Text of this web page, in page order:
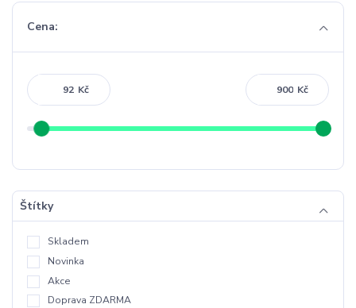
Cena:
Kč Kč
Štítky
Skladem
Novinka
Akce
Doprava ZDARMA